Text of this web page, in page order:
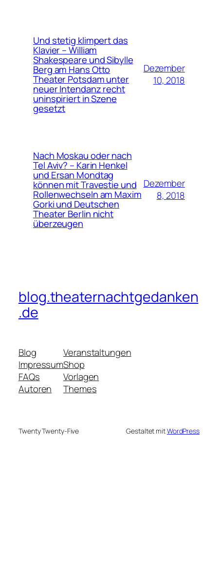
Und stetig klimpert das
Klavier – William
Shakespeare und Sibylle
Berg am Hans Otto
Theater Potsdam unter
neuer Intendanz recht
uninspiriert in Szene
gesetzt
Dezember
10, 2018
Nach Moskau oder nach
Tel Aviv? – Karin Henkel
und Ersan Mondtag
können mit Travestie und
Rollenwechseln am Maxim
Gorki und Deutschen
Theater Berlin nicht
überzeugen
Dezember
8, 2018
blog.theaternachtgedanken
.de
Blog
Impressum
FAQs
Autoren
Veranstaltungen
Shop
Vorlagen
Themes
Twenty Twenty-Five Gestaltet mitWordPress